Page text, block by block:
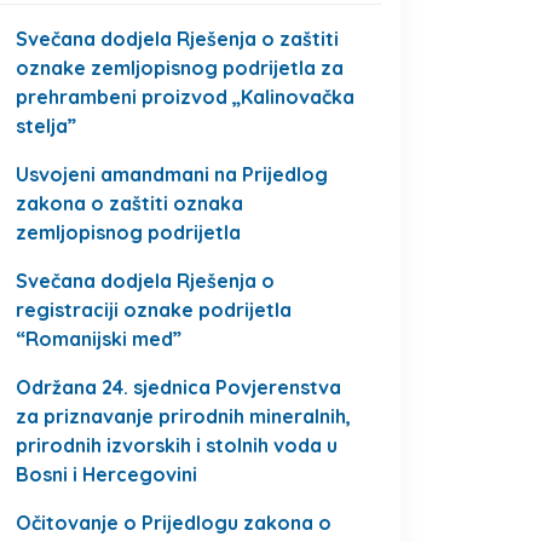
Svečana dodjela Rješenja o zaštiti
oznake zemljopisnog podrijetla za
prehrambeni proizvod „Kalinovačka
stelja”
Usvojeni amandmani na Prijedlog
zakona o zaštiti oznaka
zemljopisnog podrijetla
Svečana dodjela Rješenja o
registraciji oznake podrijetla
“Romanijski med”
Održana 24. sjednica Povjerenstva
za priznavanje prirodnih mineralnih,
prirodnih izvorskih i stolnih voda u
Bosni i Hercegovini
Očitovanje o Prijedlogu zakona o